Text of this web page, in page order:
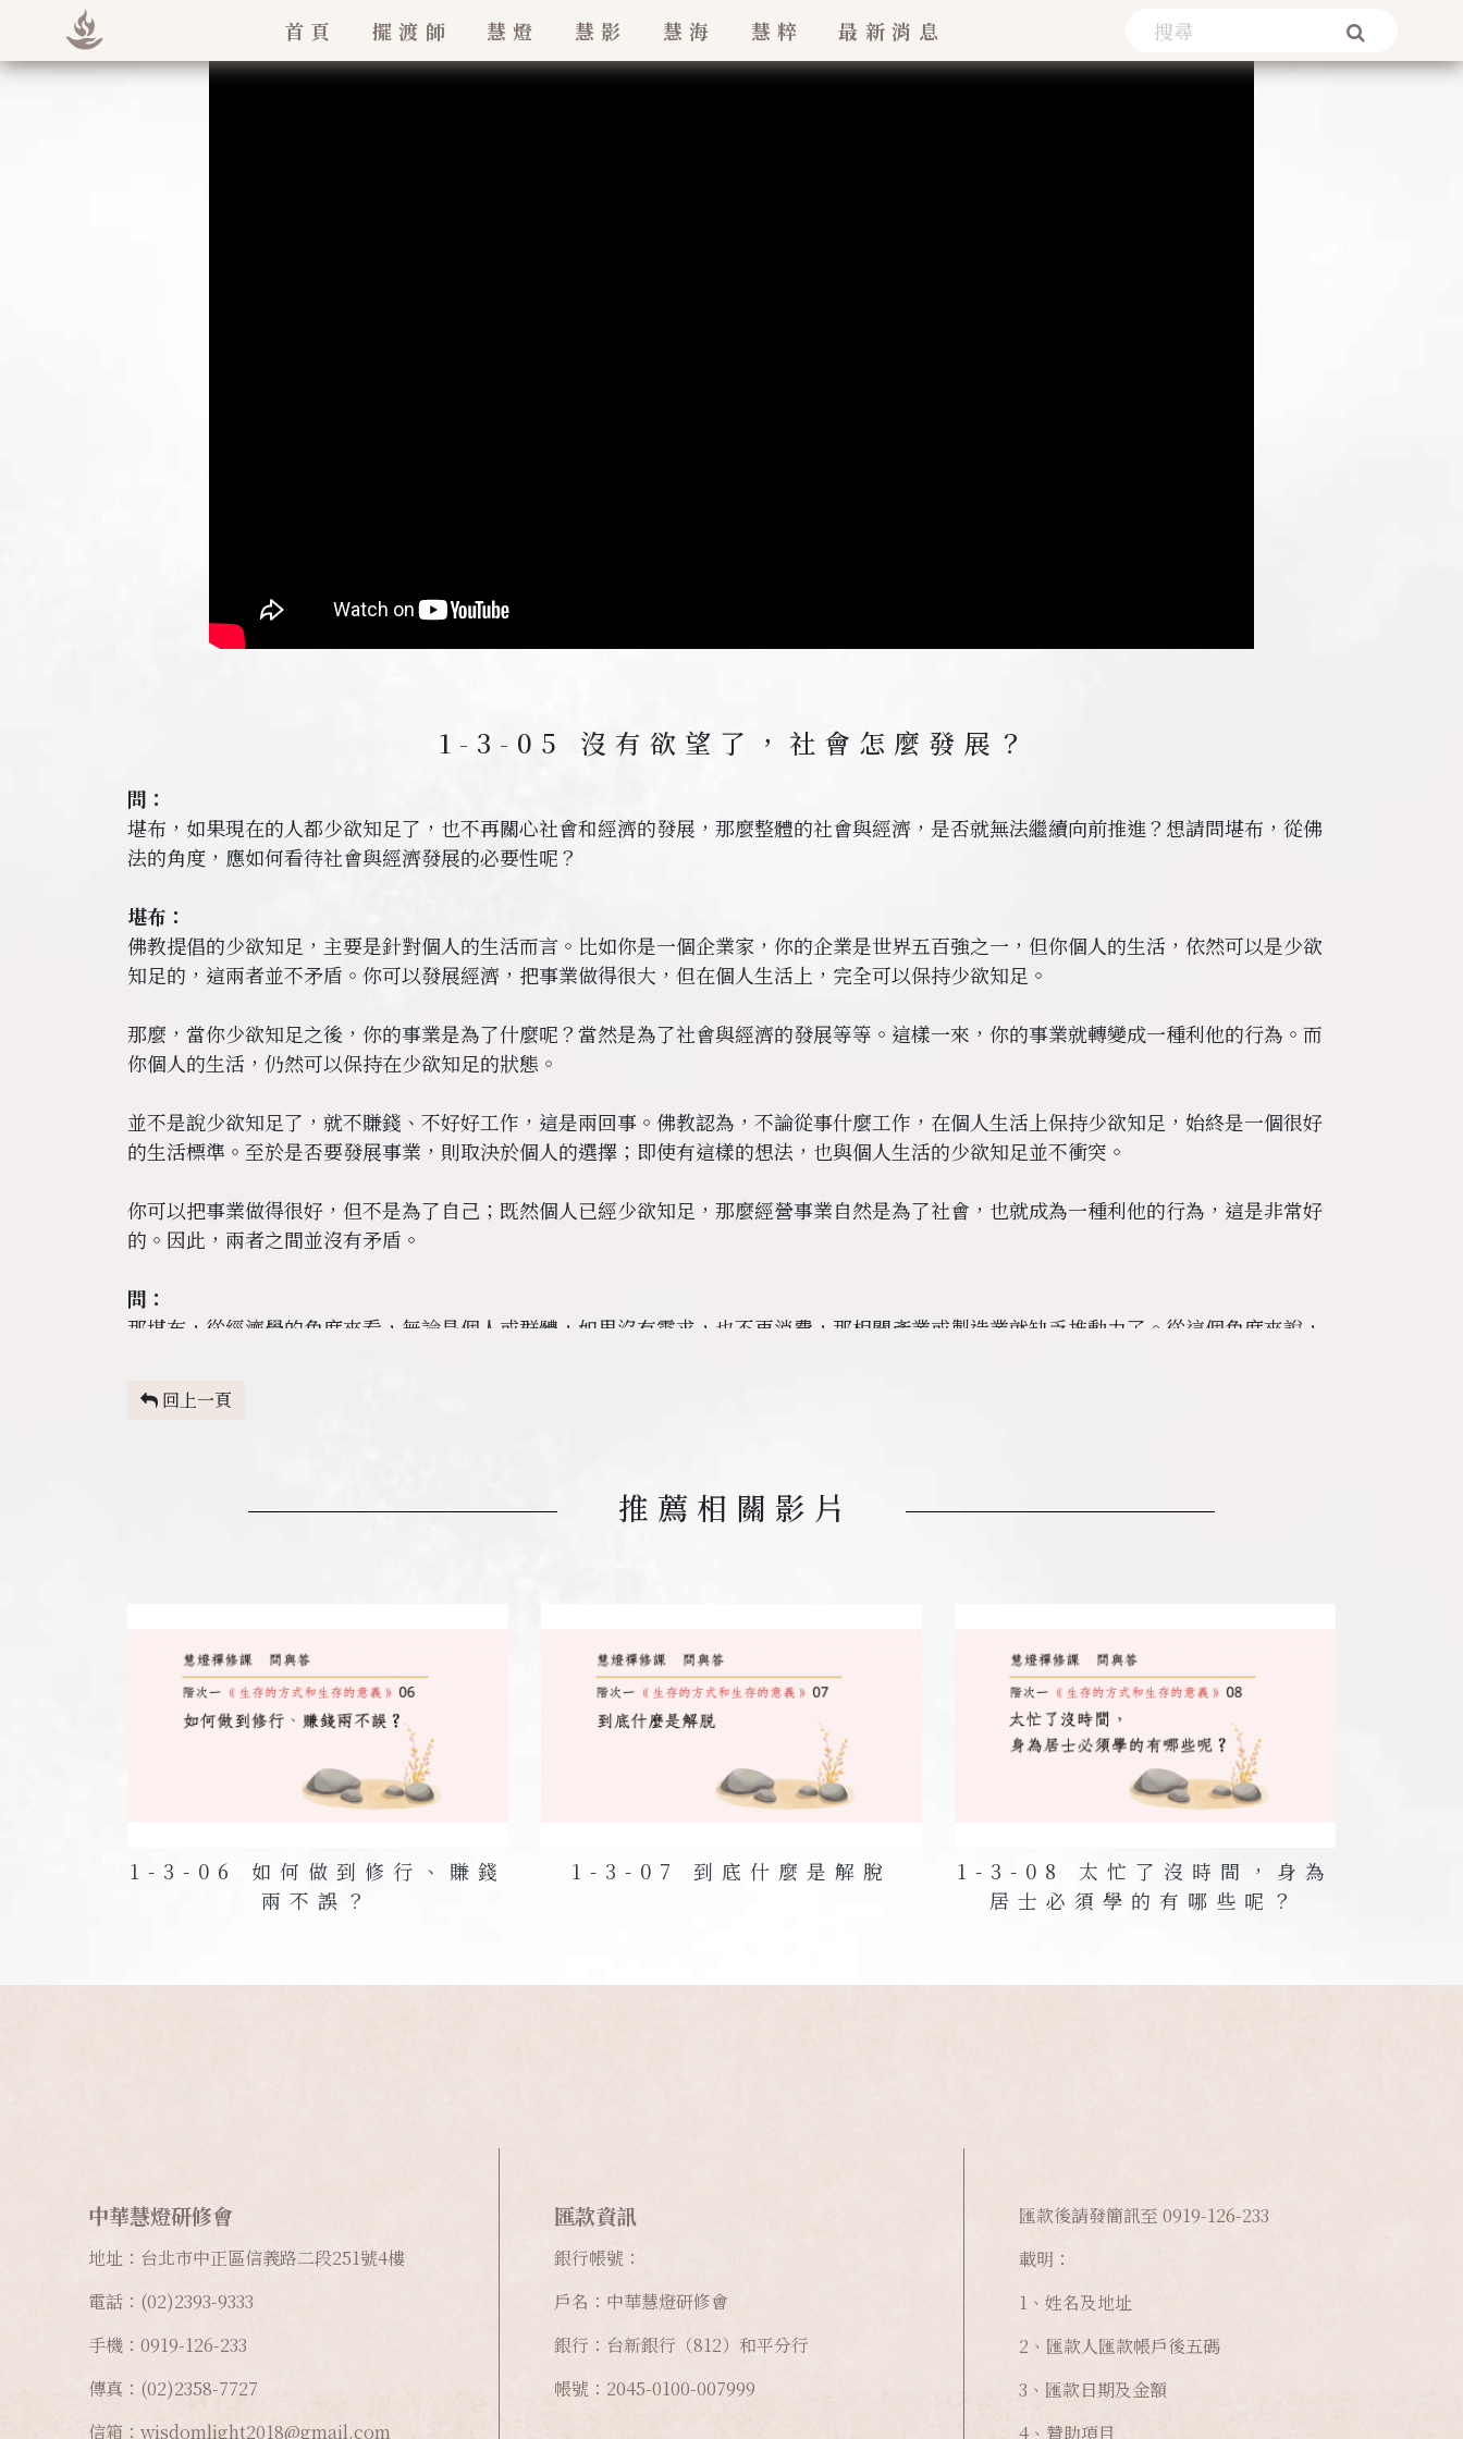
首頁
擺渡師
慧燈 慧影 慧海 慧粹
最新消息
1-3-05 沒有欲望了，社會怎麼發展？
問：
堪布，如果現在的人都少欲知足了，也不再關心社會和經濟的發展，那麼整體的社會與經濟，是否就無法繼續向前推進？想請問堪布，從佛
法的角度，應如何看待社會與經濟發展的必要性呢？
堪布：
佛教提倡的少欲知足，主要是針對個人的生活而言。比如你是一個企業家，你的企業是世界五百強之一，但你個人的生活，依然可以是少欲
知足的，這兩者並不矛盾。你可以發展經濟，把事業做得很大，但在個人生活上，完全可以保持少欲知足。
那麼，當你少欲知足之後，你的事業是為了什麼呢？當然是為了社會與經濟的發展等等。這樣一來，你的事業就轉變成一種利他的行為。而
你個人的生活，仍然可以保持在少欲知足的狀態。
並不是說少欲知足了，就不賺錢、不好好工作，這是兩回事。佛教認為，不論從事什麼工作，在個人生活上保持少欲知足，始終是一個很好
的生活標準。至於是否要發展事業，則取決於個人的選擇；即使有這樣的想法，也與個人生活的少欲知足並不衝突。
你可以把事業做得很好，但不是為了自己；既然個人已經少欲知足，那麼經營事業自然是為了社會，也就成為一種利他的行為，這是非常好
的。因此，兩者之間並沒有矛盾。
問：
那堪布，從經濟學的角度來看，無論是個人或群體，如果沒有需求，也不再消費，那相關產業或製造業就缺乏推動力了。從這個角度來說，
堪布：
比如三百年前，有一匹馬作為交通工具，基本需求就已經滿足了；有兩匹、三匹，就未必需要更多。那個時候，人們的條件就是如此，因為
沒有其他技術，不可能有汽車或飛機，所以在這樣的範圍內，做到少欲知足就可以了。
因此，佛教並沒有規定只能停留在某一種生活條件上，而是隨著時代發展，在當下的條件中實踐少欲知足。當技術尚未出現時，人只能有一
匹馬；如果當時想要五匹、十匹，就已經違背了少欲知足的原則。但在今天，情況顯然不同。
所以，少欲知足並不會妨礙科技或經濟的發展。因為在任何時代，人都可以過一種相應的少欲知足生活，重點在於個人的生活態度。
推動科技與經濟的發展。
但如果過度開發，導致環境破壞、污染嚴重，那就超過了應有的界線。因此，任何時候，都應該在當下的發展進程中把握分寸，這才是少欲
回上一頁
推薦相關影片
1-3-06 如何做到修行、賺錢
兩不誤？
1-3-07 到底什麼是解脫
1-3-08 太忙了沒時間，身為
居士必須學的有哪些呢？
中華慧燈研修會
地址：台北市中正區信義路二段251號4樓
電話：(02)2393-9333
手機：0919-126-233
傳真：(02)2358-7727
信箱：wisdomlight2018@gmail.com
匯款資訊
銀行帳號：
戶名：中華慧燈研修會
銀行：台新銀行（812）和平分行
帳號：2045-0100-007999
匯款後請發簡訊至 0919-126-233
載明：
1、姓名及地址
2、匯款人匯款帳戶後五碼
3、匯款日期及金額
4、贊助項目